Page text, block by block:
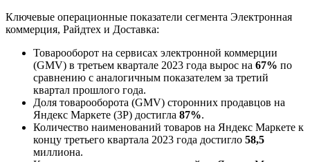
Ключевые операционные показатели сегмента Электронная
коммерция, Райдтех и Доставка:
Товарооборот на сервисах электронной коммерции
(GMV) в третьем квартале 2023 года вырос на 67% по
сравнению с аналогичным показателем за третий
квартал прошлого года.
Доля товарооборота (GMV) сторонних продавцов на
Яндекс Маркете (3P) достигла 87%.
Количество наименований товаров на Яндекс Маркете к
концу третьего квартала 2023 года достигло 58,5
миллиона.